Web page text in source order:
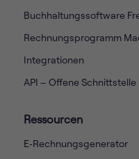
Buchhaltungssoftware
Rechnungsprogramm
Integrationen
API – Offene Schnittstelle
Ressourcen
E‑Rechnungsgenerator